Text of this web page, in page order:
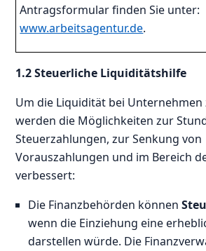
Antragsformular finden Sie unter:
www.arbeitsagentur.de.
1.2 Steuerliche Liquiditätshilfe
Um die Liquidität bei Unternehmen
werden die Möglichkeiten zur
Steuerzahlungen, zur Senkung von
Vorauszahlungen und im Bereich
verbessert:
Die Finanzbehörden können
wenn die Einziehung eine
darstellen würde. Die